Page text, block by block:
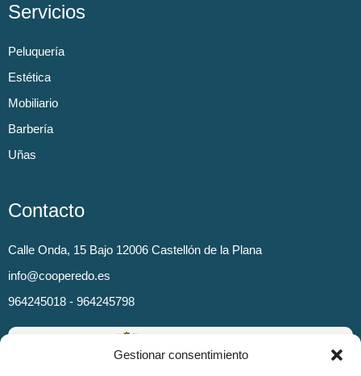
Gestionar consentimiento
Servicios
Peluquería
Estética
Mobiliario
Barbería
Uñas
Contacto
Calle Onda, 15 Bajo 12006 Castellón de la Plana
info@cooperedo.es
964245018 - 964245798